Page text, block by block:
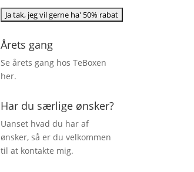
Årets gang
Se årets gang hos TeBoxen
her.
Har du særlige ønsker?
Uanset hvad du har af
ønsker, så er du velkommen
til at kontakte mig.